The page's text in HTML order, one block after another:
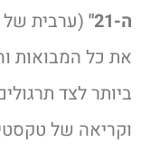
ה-21"
(ערבית
את כל המבואות
ביותר לצד
וקריאה של